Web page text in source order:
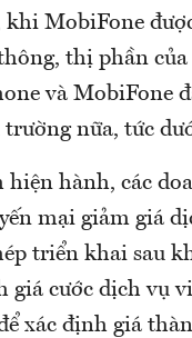
MobiFone
thị phần
và MobiFone
nữa, tức
hiện hành, các
mại giảm giá
triển khai sau
giá cước dịch vụ
xác định giá